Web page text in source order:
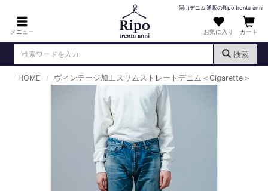
メニュー
岡山デニム通販のRipo trenta anni
お気に入り カート
検索
新規会員登録
DENIM : デニム
PANTS : パンツ
TOPS : トップス
HOME ヴィンテージ加工スリムストレートデニム＜Cigarette＞